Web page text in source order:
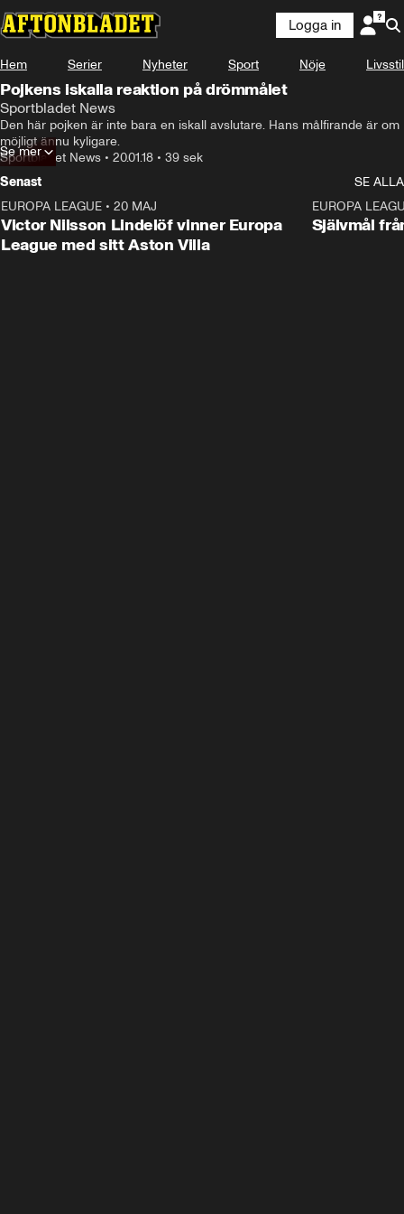
Logga in
Hem Serier Nyheter Sport Nöje Livsstil
Pojkens iskalla reaktion på drömmålet
Sportbladet News
Den här pojken är inte bara en iskall avslutare. Hans målfirande är om
möjligt ännu kyligare.
Sportbladet News • 20.01.18 • 39 sek
Se mer
Senast
SE ALLA
EUROPA LEAGUE • 20 MAJ
Victor Nilsson Lindelöf vinner Europa
League med sitt Aston Villa
EUROPA
Självmål